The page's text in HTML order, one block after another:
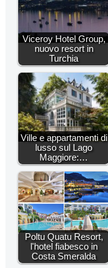
Viceroy Hotel Group,
nuovo resort in
Turchia
Ville e appartamenti di
lusso sul Lago
Maggiore:…
Poltu Quatu Resort,
l'hotel fiabesco in
Costa Smeralda